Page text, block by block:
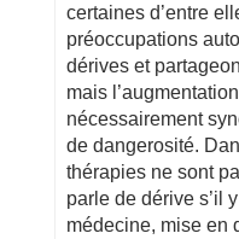
certaines d’entre
préoccupations
dérives et
mais
nécessairement
de dangerosité.
thérapies ne sont
parle de dérive s’il
médecine, mise en